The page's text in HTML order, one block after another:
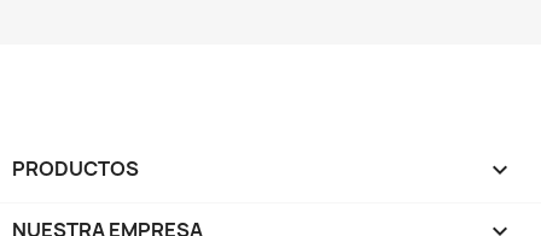
PRODUCTOS 
NUESTRA EMPRESA